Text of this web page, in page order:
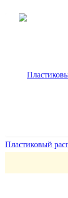
Пластиковый